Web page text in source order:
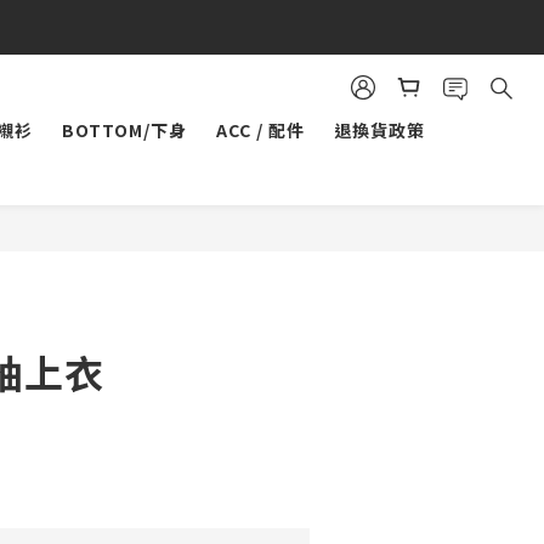
衫 BOTTOM/下身 ACC / 配件 退換貨政策
上衣